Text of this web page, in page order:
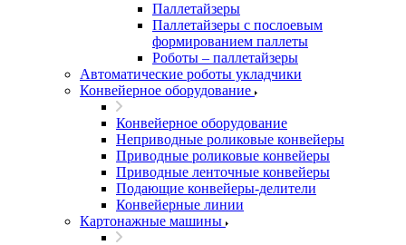
Паллетайзеры
Паллетайзеры с послоевым
формированием паллеты
Роботы – паллетайзеры
Автоматические роботы укладчики
Конвейерное оборудование
Конвейерное оборудование
Неприводные роликовые конвейеры
Приводные роликовые конвейеры
Приводные ленточные конвейеры
Подающие конвейеры-делители
Конвейерные линии
Картонажные машины